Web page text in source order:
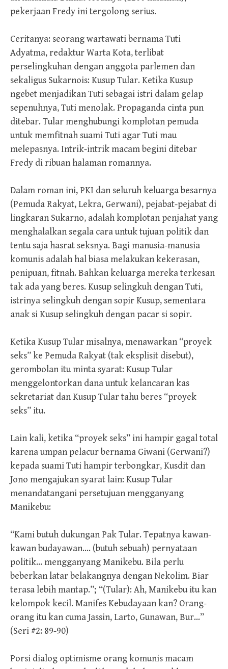
pekerjaan Fredy ini tergolong serius.
Ceritanya: seorang wartawati bernama Tuti
Adyatma, redaktur Warta Kota, terlibat
perselingkuhan dengan anggota parlemen dan
sekaligus Sukarnois: Kusup Tular. Ketika Kusup
ngebet menjadikan Tuti sebagai istri dalam gelap
sepenuhnya, Tuti menolak. Propaganda cinta pun
ditebar. Tular menghubungi komplotan pemuda
untuk memfitnah suami Tuti agar Tuti mau
melepasnya. Intrik-intrik macam begini ditebar
Fredy di ribuan halaman romannya.
Dalam roman ini, PKI dan seluruh keluarga besarnya
(Pemuda Rakyat, Lekra, Gerwani), pejabat-pejabat di
lingkaran Sukarno, adalah komplotan penjahat yang
menghalalkan segala cara untuk tujuan politik dan
tentu saja hasrat seksnya. Bagi manusia-manusia
komunis adalah hal biasa melakukan kekerasan,
penipuan, fitnah. Bahkan keluarga mereka terkesan
tak ada yang beres. Kusup selingkuh dengan Tuti,
istrinya selingkuh dengan sopir Kusup, sementara
anak si Kusup selingkuh dengan pacar si sopir.
Ketika Kusup Tular misalnya, menawarkan “proyek
seks” ke Pemuda Rakyat (tak eksplisit disebut),
gerombolan itu minta syarat: Kusup Tular
menggelontorkan dana untuk kelancaran kas
sekretariat dan Kusup Tular tahu beres “proyek
seks” itu.
Lain kali, ketika “proyek seks” ini hampir gagal total
karena umpan pelacur bernama Giwani (Gerwani?)
kepada suami Tuti hampir terbongkar, Kusdit dan
Jono mengajukan syarat lain: Kusup Tular
menandatangani persetujuan mengganyang
Manikebu:
“Kami butuh dukungan Pak Tular. Tepatnya kawan-
kawan budayawan…. (butuh sebuah) pernyataan
politik… mengganyang Manikebu. Bila perlu
beberkan latar belakangnya dengan Nekolim. Biar
terasa lebih mantap.”; “(Tular): Ah, Manikebu itu kan
kelompok kecil. Manifes Kebudayaan kan? Orang-
orang itu kan cuma Jassin, Larto, Gunawan, Bur…”
(Seri #2: 89-90)
Porsi dialog optimisme orang komunis macam